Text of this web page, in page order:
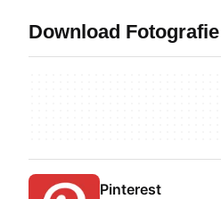
Download
Pinterest